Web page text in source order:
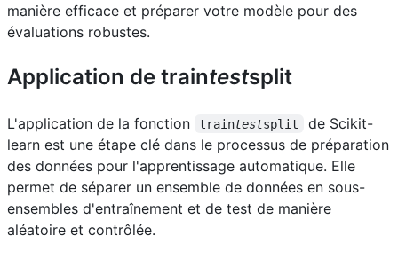
manière efficace et préparer votre modèle pour des
évaluations robustes.
Application de traintestsplit
L'application de la fonction traintestsplit
de Scikit-
learn est une étape clé dans le processus de préparation
des données pour l'apprentissage automatique. Elle
permet de séparer un ensemble de données en sous-
ensembles d'entraînement et de test de manière
aléatoire et contrôlée.